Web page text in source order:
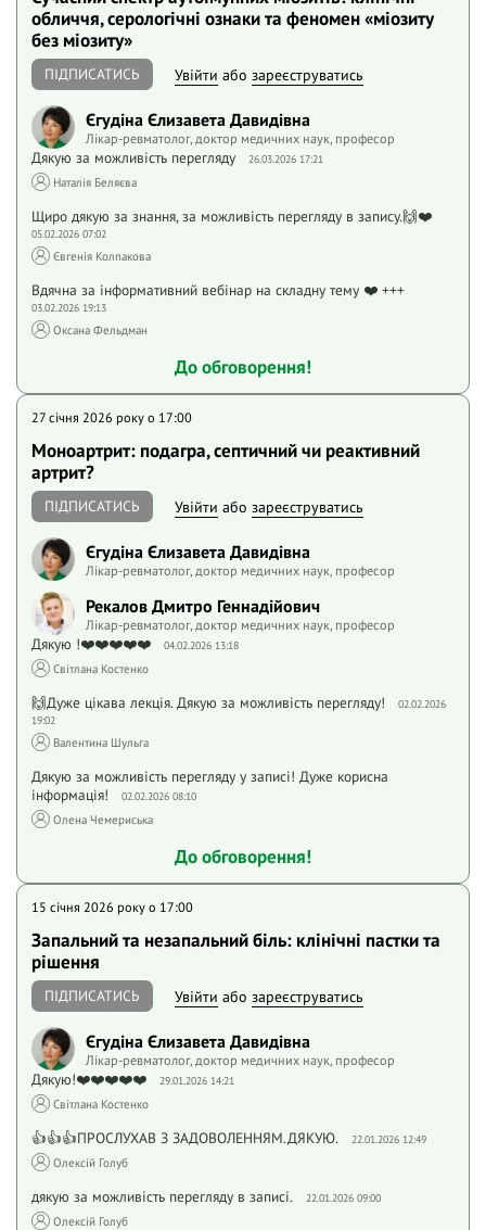
обличчя, серологічні ознаки та феномен «міозиту
без міозиту»
ПІДПИСАТИСЬ Увійти або зареєструватись
Єгудіна Єлизавета Давидівна
Лікар-ревматолог, доктор медичних наук, професор
Дякую за можливість перегляду 26.03.2026 17:21
Наталія Беляєва
Щиро дякую за знання, за можливість перегляду в запису.🙌❤️
05.02.2026 07:02
Євгенія Колпакова
Вдячна за інформативний вебінар на складну тему ❤️ +++
03.02.2026 19:13
Оксана Фельдман
До обговорення!
27 січня 2026 року o 17:00
Моноартрит: подагра, септичний чи реактивний
артрит?
ПІДПИСАТИСЬ Увійти або зареєструватись
Єгудіна Єлизавета Давидівна
Лікар-ревматолог, доктор медичних наук, професор
Рекалов Дмитро Геннадійович
Лікар-ревматолог, доктор медичних наук, професор
Дякую !❤️❤️❤️❤️❤️ 04.02.2026 13:18
Світлана Костенко
🙌Дуже цікава лекція. Дякую за можливість перегляду!
02.02.2026
19:02
Валентина Шульга
Дякую за можливість перегляду у записі! Дуже корисна
інформація!
02.02.2026 08:10
Олена Чемериська
До обговорення!
15 січня 2026 року o 17:00
Запальний та незапальний біль: клінічні пастки та
рішення
ПІДПИСАТИСЬ Увійти або зареєструватись
Єгудіна Єлизавета Давидівна
Лікар-ревматолог, доктор медичних наук, професор
Дякую!❤️❤️❤️❤️❤️ 29.01.2026 14:21
Світлана Костенко
👍👍👍ПРОСЛУХАВ З ЗАДОВОЛЕННЯМ.ДЯКУЮ. 22.01.2026 12:49
Олексій Голуб
дякую за можливість перегляду в записі. 22.01.2026 09:00
Олексій Голуб